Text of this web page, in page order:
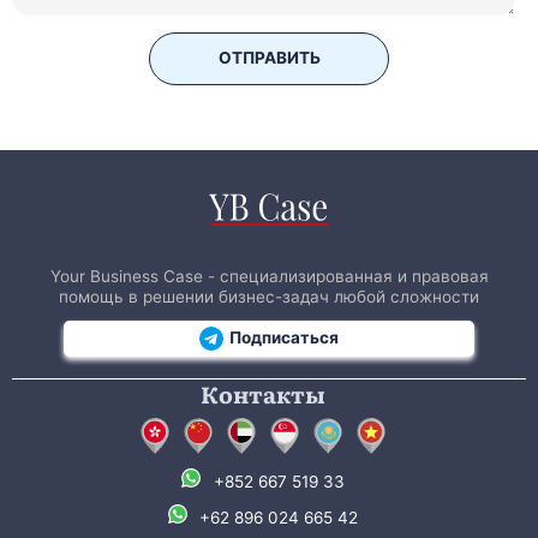
ОТПРАВИТЬ
Your Business Case - специализированная и правовая
помощь в решении бизнес-задач любой сложности
Подписаться
Контакты
+852 667 519 33
+62 896 024 665 42